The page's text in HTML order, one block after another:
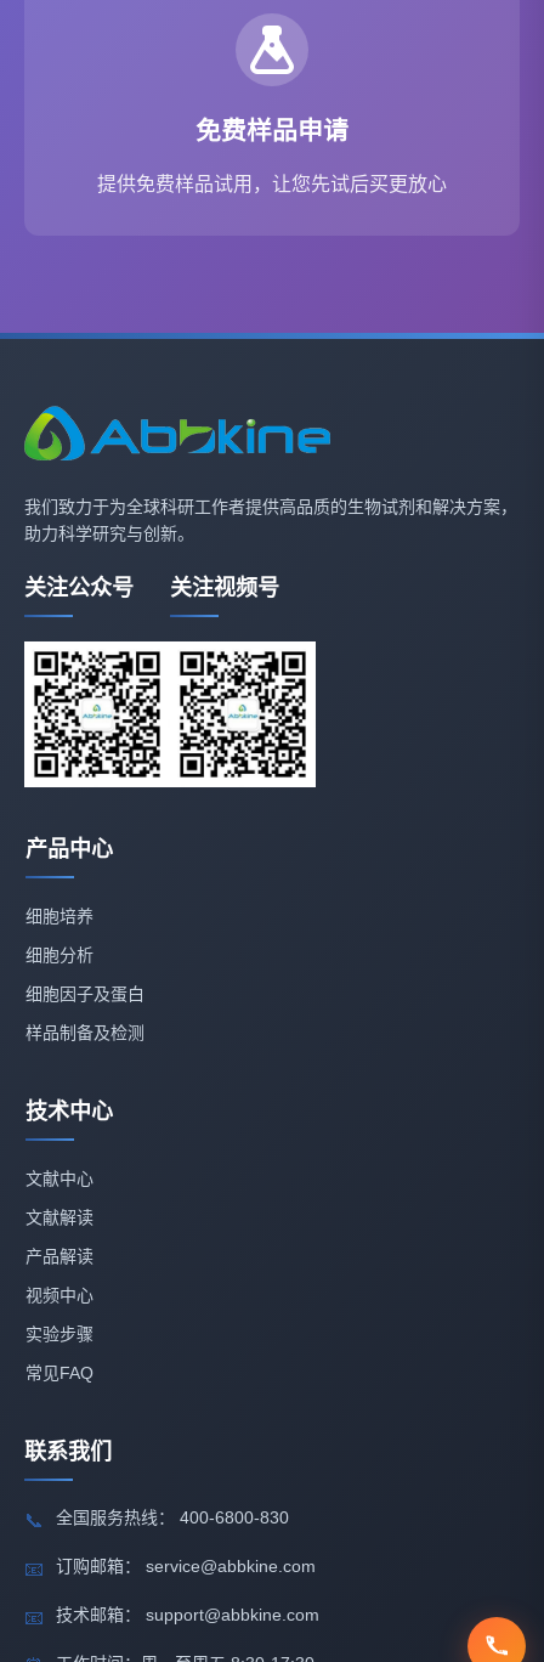
免费样品申请
提供免费样品试用，让您先试后买更放心
我们致力于为全球科研工作者提供高品质的生物试剂和解决方案，
助力科学研究与创新。
关注公众号 关注视频号
产品中心
细胞培养
细胞分析
细胞因子及蛋白
样品制备及检测
技术中心
文献中心
文献解读
产品解读
视频中心
实验步骤
常见FAQ
联系我们
📞 全国服务热线： 400-6800-830
📧 订购邮箱： service@abbkine.com
📧 技术邮箱： support@abbkine.com